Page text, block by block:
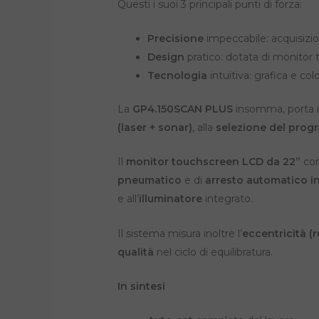
Questi i suoi 3 principali punti di forza:
Precisione impeccabile:
Design pratico: dotata di monitor
Tecnologia intuitiva: grafica e
La GP4.150SCAN PLUS insomma, porta
(laser + sonar), alla selezione del
monitor touchscreen LCD da 22”
pneumatico e di arresto automatico
e all’illuminatore integrato.
Il sistema misura inoltre l’eccentricità
qualità nel ciclo di equilibratura.
In sintesi